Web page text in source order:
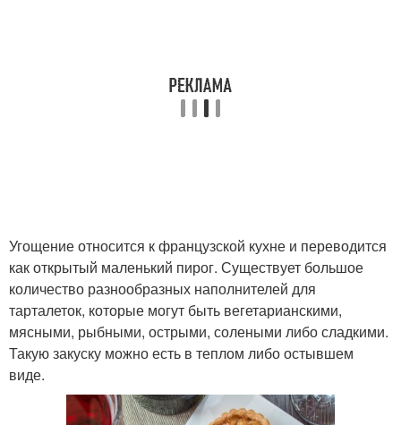
Тарталетки с
крабовыми палочками
Тарталетки с
творожным сыром
Закусочные тарталетки
Идеи для овощных
тарталеток
Угощение относится к французской кухне и переводится
как открытый маленький пирог. Существует большое
количество разнообразных наполнителей для
тарталеток, которые могут быть вегетарианскими,
мясными, рыбными, острыми, солеными либо сладкими.
Такую закуску можно есть в теплом либо остывшем
виде.